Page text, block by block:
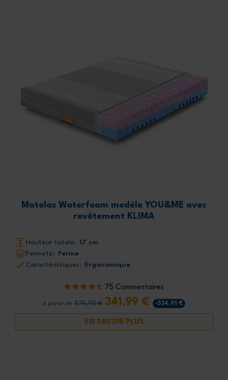
Matelas Waterfoam modèle YOU&ME avec
revêtement KLIMA
Hauteur totale: 17 cm
Fermeté:
Ferme
Caractéristiques:
Ergonomique
75 Commentaires
à partir de 876,90 € 341,99 € -534,91 €
EN SAVOIR PLUS